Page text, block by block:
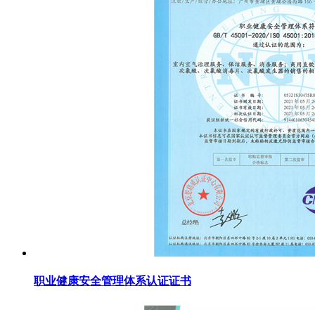
职业健康安全管理体系认证证书